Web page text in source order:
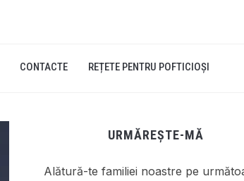
CONTACTE REȚETE PENTRU POFTICIOȘI
URMĂREȘTE-MĂ
Alătură-te familiei noastre pe